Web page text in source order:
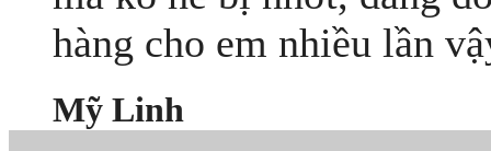
hàng cho em nhiều lần
Mỹ Linh